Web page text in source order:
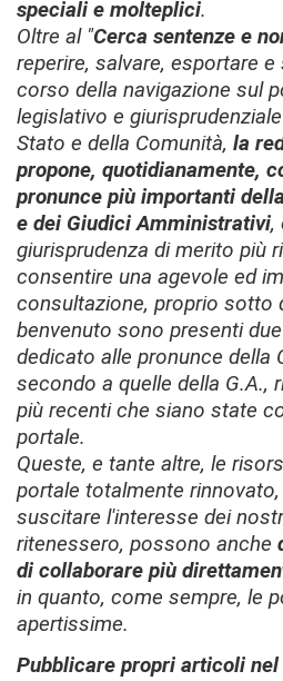
speciali e molteplici.
Oltre al "Cerca sentenze e
reperire, salvare, esportare
corso della navigazione sul
legislativo e
Stato e della Comunità, la
propone, quotidianamente,
pronunce più importanti
e dei Giudici Amministrativi,
giurisprudenza di merito più
consentire una agevole ed
consultazione, proprio sotto
benvenuto sono presenti
dedicato alle pronunce della
secondo a quelle della G.A.,
più recenti che siano state
portale.
Queste, e tante altre, le
portale totalmente
suscitare l'interesse dei
ritenessero, possono anche
di collaborare più
in quanto, come sempre, le
apertissime.
Pubblicare propri articoli